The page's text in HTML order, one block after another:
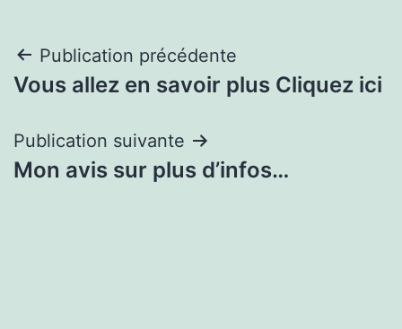
Navigation
de
l’article
Publication précédente
Vous allez en savoir plus Cliquez ici
Publication suivante
Mon avis sur plus d’infos…